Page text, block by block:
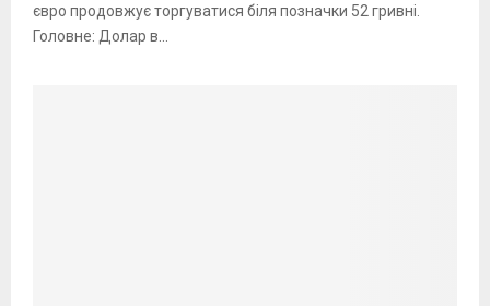
євро продовжує торгуватися біля позначки 52 гривні.
Головне: Долар в...